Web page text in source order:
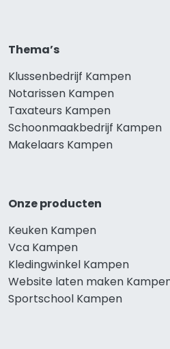
Thema’s
Klussenbedrijf Kampen
Notarissen Kampen
Taxateurs Kampen
Schoonmaakbedrijf Kampen
Makelaars Kampen
Onze producten
Keuken Kampen
Vca Kampen
Kledingwinkel Kampen
Website laten maken
Sportschool Kampen